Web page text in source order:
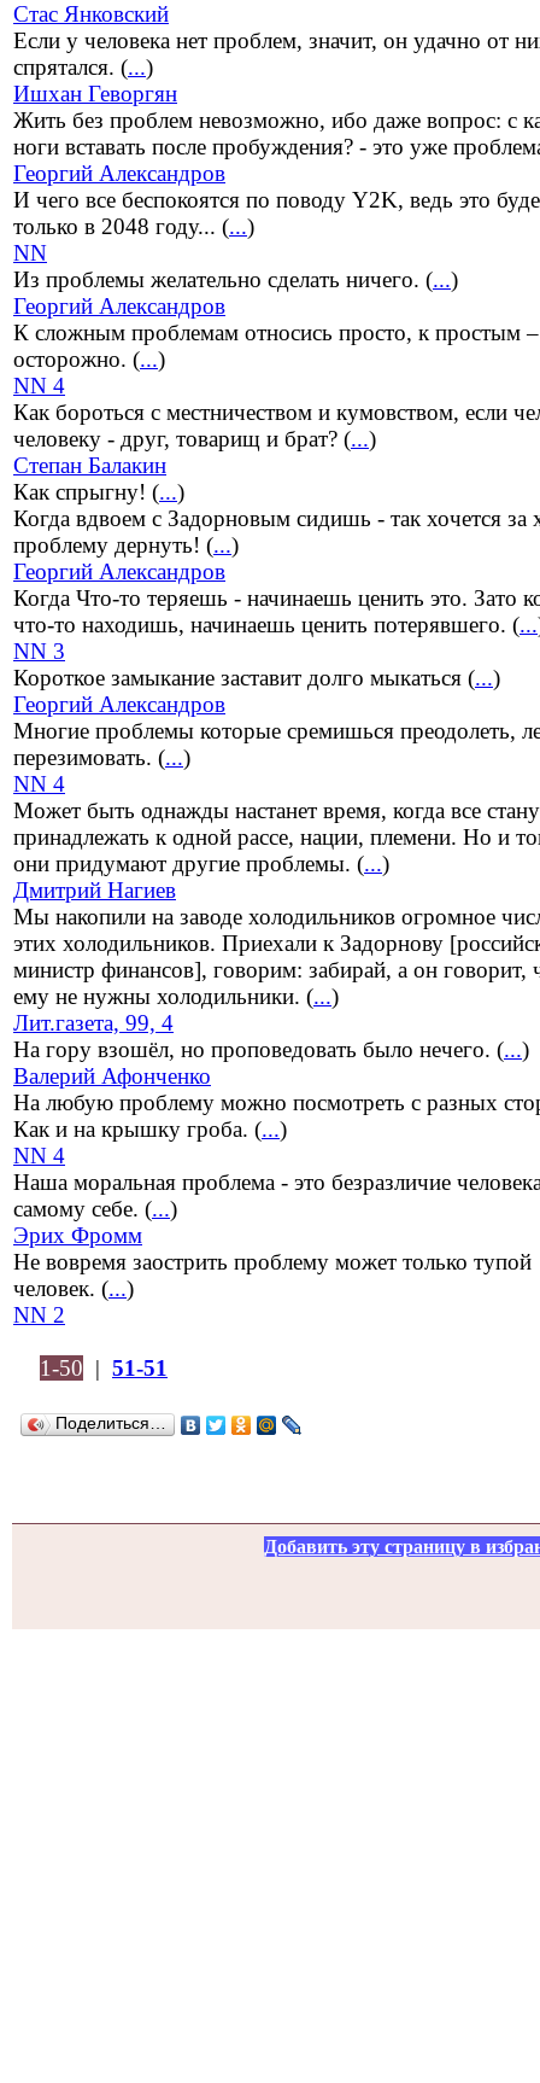
Стас Янковский
Если у человека нет проблем, значит, он удачно от
спрятался. (...)
Ишхан Геворгян
Жить без проблем невозможно, ибо даже вопрос: с
ноги вставать после пробуждения? - это уже
Георгий Александров
И чего все беспокоятся по поводу Y2K, ведь это
только в 2048 году... (...)
NN
Из проблемы желательно сделать ничего. (...)
Георгий Александров
К сложным проблемам относись просто, к простым –
осторожно. (...)
NN 4
Как бороться с местничеством и кумовством, если
человеку - друг, товарищ и брат? (...)
Степан Балакин
Как спрыгну! (...)
Когда вдвоем с Задорновым сидишь - так хочется за
проблему дернуть! (...)
Георгий Александров
Когда Что-то теряешь - начинаешь ценить это. Зато
что-то находишь, начинаешь ценить потерявшего. (...
NN 3
Короткое замыкание заставит долго мыкаться (...)
Георгий Александров
Многие проблемы которые сремишься преодолеть,
перезимовать. (...)
NN 4
Может быть однажды настанет время, когда все
принадлежать к одной рассе, нации, племени. Но и
они придумают другие проблемы. (...)
Дмитрий Нагиев
Мы накопили на заводе холодильников огромное
этих холодильников. Приехали к Задорнову
министр финансов], говорим: забирай, а он говорит,
ему не нужны холодильники. (...)
Лит.газета, 99, 4
На гору взошёл, но проповедовать было нечего. (...)
Валерий Афонченко
На любую проблему можно посмотреть с разных
Как и на крышку гроба. (...)
NN 4
Наша моральная проблема - это безразличие
самому себе. (...)
Эрих Фромм
Не вовремя заострить проблему может только тупой
человек. (...)
NN 2
1-50 | 51-51
Поделиться…
Добавить эту страницу в